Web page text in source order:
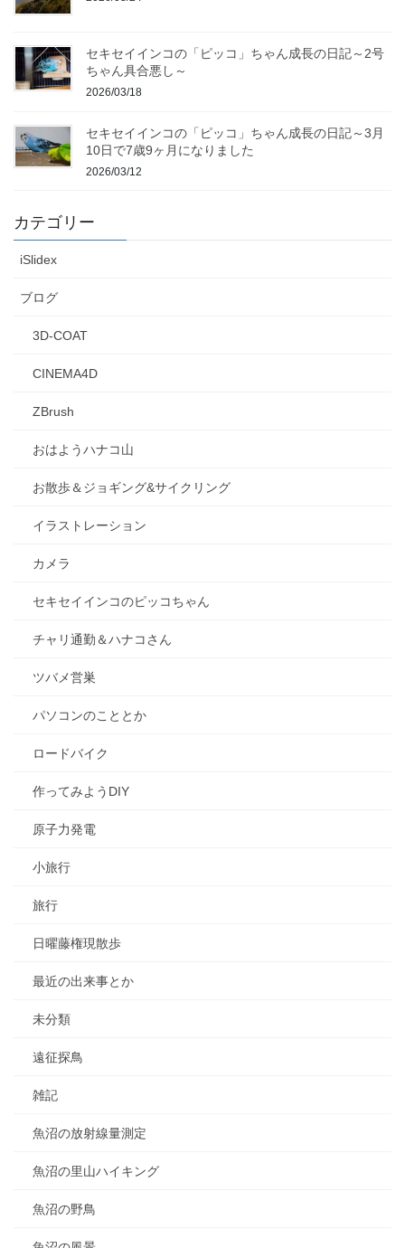
セキセイインコの「ピッコ」ちゃん成長の日記～2号
ちゃん具合悪し～
2026/03/18
セキセイインコの「ピッコ」ちゃん成長の日記～3月
10日で7歳9ヶ月になりました
2026/03/12
カテゴリー
iSlidex
ブログ
3D-COAT
CINEMA4D
ZBrush
おはようハナコ山
お散歩＆ジョギング&サイクリング
イラストレーション
カメラ
セキセイインコのピッコちゃん
チャリ通勤＆ハナコさん
ツバメ営巣
パソコンのこととか
ロードバイク
作ってみようDIY
原子力発電
小旅行
旅行
日曜藤権現散歩
最近の出来事とか
未分類
遠征探鳥
雑記
魚沼の放射線量測定
魚沼の里山ハイキング
魚沼の野鳥